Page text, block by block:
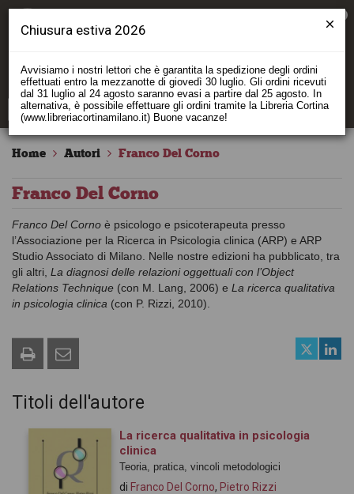
Home Autori Franco Del Corno
Franco Del Corno
Franco Del Corno è psicologo e psicoterapeuta presso
l’Associazione per la Ricerca in Psicologia clinica (ARP) e ARP
Studio Associato di Milano. Nelle nostre edizioni ha pubblicato, tra
gli altri, La diagnosi delle relazioni oggettuali con l’Object
Relations Technique (con M. Lang, 2006) e La ricerca qualitativa
in psicologia clinica (con P. Rizzi, 2010).
Titoli dell'autore
La ricerca qualitativa in psicologia
clinica
Teoria, pratica, vincoli metodologici
di Franco Del Corno, Pietro Rizzi
Chiusura estiva 2026
Avvisiamo i nostri lettori che è garantita la spedizione degli ordini
effettuati entro la mezzanotte di giovedì 30 luglio. Gli ordini ricevuti
dal 31 luglio al 24 agosto saranno evasi a partire dal 25 agosto. In
alternativa, è possibile effettuare gli ordini tramite la Libreria Cortina
(www.libreriacortinamilano.it) Buone vacanze!